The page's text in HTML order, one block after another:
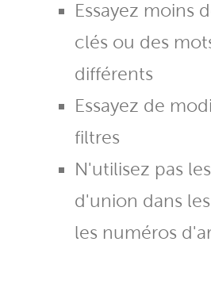
Essayez moins
clés ou des
différents
Essayez de
filtres
N'utilisez pas
d'union dans
les numéros